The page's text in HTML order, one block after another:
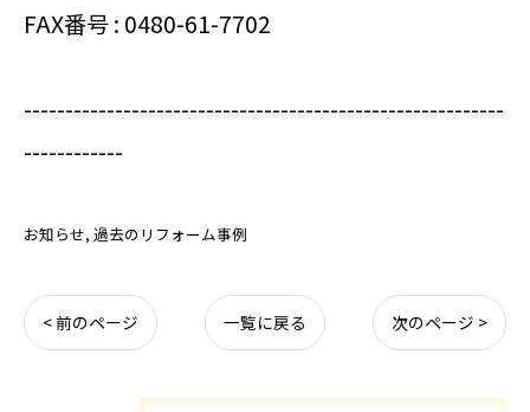
FAX番号 : 0480-61-7702
----------------------------------------------------------
------------
お知らせ 過去のリフォーム事例
< 前のページ 一覧に戻る 次のページ >